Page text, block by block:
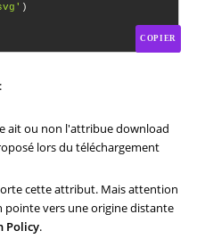
)
COPIER
ait ou non l'attribue download
lors du téléchargement
cette attribut. Mais attention
pointe vers une origine distante
Policy.